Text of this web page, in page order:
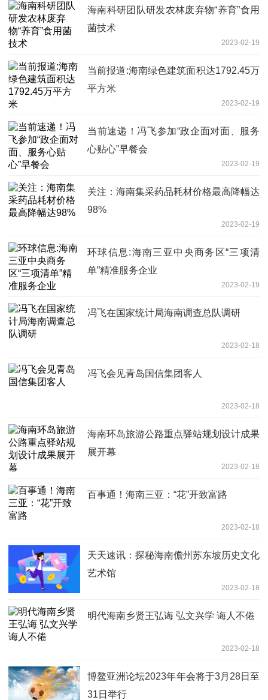
海南科研团队研发农林废弃物“养育”食用
菌技术
2023-02-19
当前报道:海南绿色建筑面积达1792.45万
平方米
2023-02-19
当前速递！冯飞参加“政企面对面、服务
心贴心”早餐会
2023-02-19
关注：海南集采药品耗材价格最高降幅达
98%
2023-02-19
环球信息:海南三亚中央商务区“三项清
单”精准服务企业
2023-02-19
冯飞在国家统计局海南调查总队调研
2023-02-18
冯飞会见青岛国信集团客人
2023-02-18
海南环岛旅游公路重点驿站规划设计成果
展开幕
2023-02-18
百事通！海南三亚：“花”开致富路
2023-02-18
天天速讯：探秘海南儋州苏东坡历史文化
艺术馆
2023-02-18
明代海南乡贤王弘诲 弘文兴学 诲人不倦
2023-02-18
博鳌亚洲论坛2023年年会将于3月28日至
31日举行